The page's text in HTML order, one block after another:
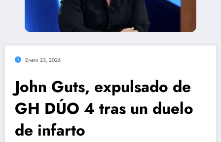
Enero 23, 2026
John Guts, expulsado de
GH DÚO 4 tras un duelo
de infarto